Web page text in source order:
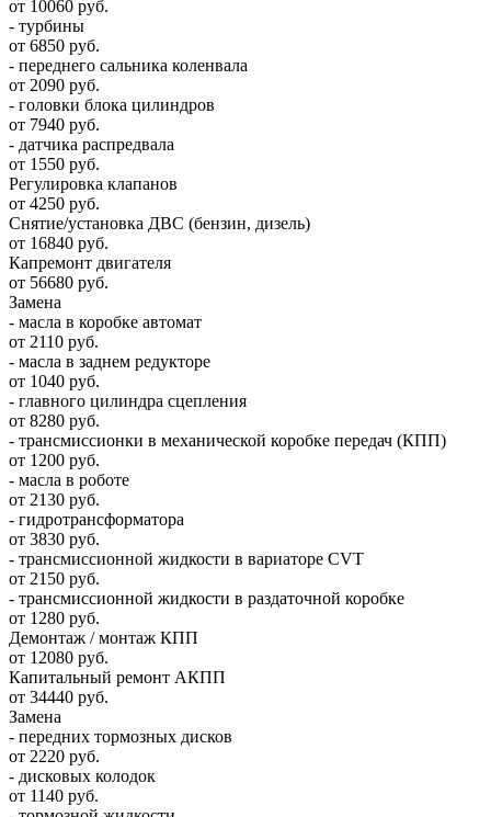
от 10060 руб.
- турбины
от 6850 руб.
- переднего сальника коленвала
от 2090 руб.
- головки блока цилиндров
от 7940 руб.
- датчика распредвала
от 1550 руб.
Регулировка клапанов
от 4250 руб.
Снятие/установка ДВС (бензин, дизель)
от 16840 руб.
Капремонт двигателя
от 56680 руб.
Замена
- масла в коробке автомат
от 2110 руб.
- масла в заднем редукторе
от 1040 руб.
- главного цилиндра сцепления
от 8280 руб.
- трансмиссионки в механической коробке передач (КПП)
от 1200 руб.
- масла в роботе
от 2130 руб.
- гидротрансформатора
от 3830 руб.
- трансмиссионной жидкости в вариаторе CVT
от 2150 руб.
- трансмиссионной жидкости в раздаточной коробке
от 1280 руб.
Демонтаж / монтаж КПП
от 12080 руб.
Капитальный ремонт АКПП
от 34440 руб.
Замена
- передних тормозных дисков
от 2220 руб.
- дисковых колодок
от 1140 руб.